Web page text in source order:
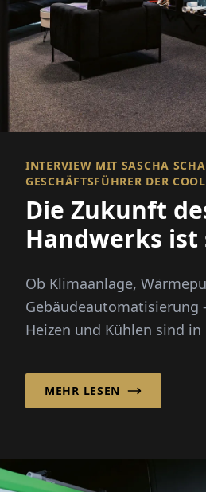
INTERVIEW MIT SASCHA
GESCHÄFTSFÜHRER DER
Die Zukunft
Handwerks
Ob Klimaanlage,
Gebäudeautomatisierung
Heizen und Kühlen sind
MEHR LESEN